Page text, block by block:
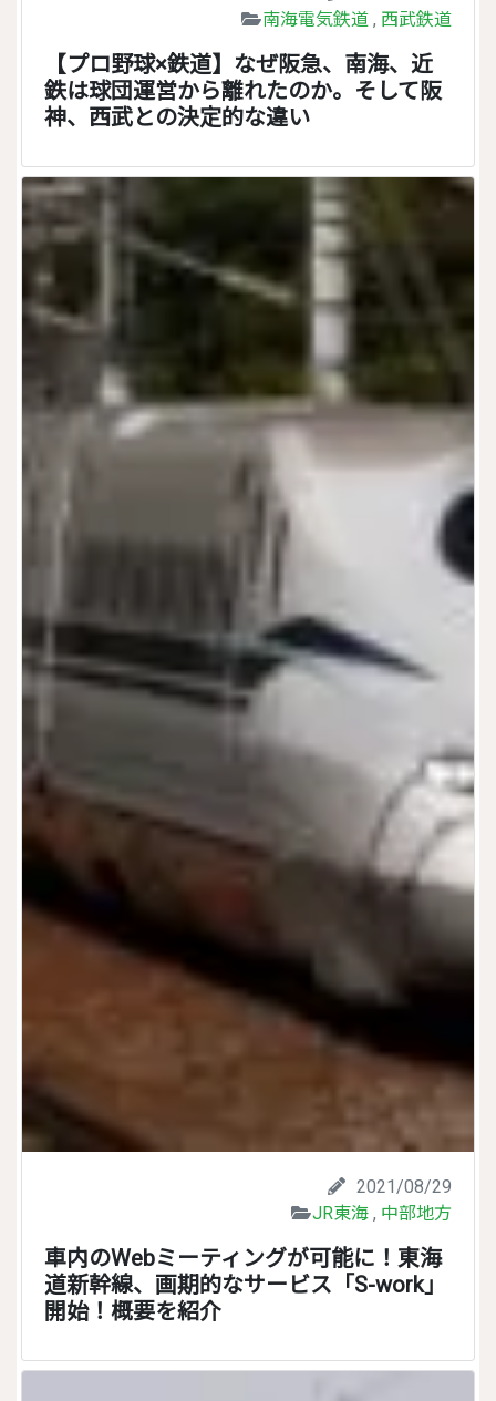
南海電気鉄道 , 西武鉄道
【プロ野球×鉄道】なぜ阪急、南海、近
鉄は球団運営から離れたのか。そして阪
神、西武との決定的な違い
2021/08/29
JR東海 , 中部地方
車内のWebミーティングが可能に！東海
道新幹線、画期的なサービス「S-work」
開始！概要を紹介